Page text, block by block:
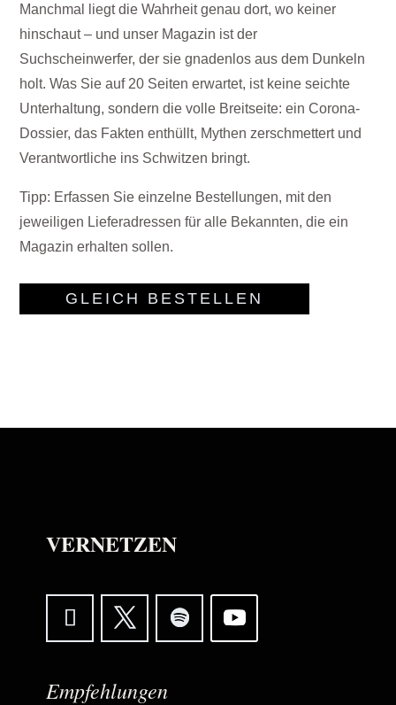
Manchmal liegt die Wahrheit genau dort, wo keiner
hinschaut – und unser Magazin ist der
Suchscheinwerfer, der sie gnadenlos aus dem Dunkeln
holt. Was Sie auf 20 Seiten erwartet, ist keine seichte
Unterhaltung, sondern die volle Breitseite: ein Corona-
Dossier, das Fakten enthüllt, Mythen zerschmettert und
Verantwortliche ins Schwitzen bringt.
Tipp: Erfassen Sie einzelne Bestellungen, mit den
jeweiligen Lieferadressen für alle Bekannten, die ein
Magazin erhalten sollen.
GLEICH BESTELLEN
VERNETZEN
Empfehlungen